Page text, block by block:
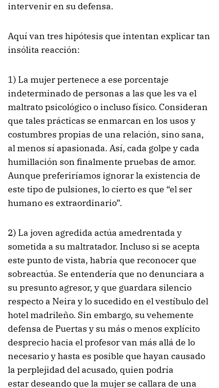
intervenir en su defensa.
Aquí van tres hipótesis que intentan explicar tan
insólita reacción:
1) La mujer pertenece a ese porcentaje
indeterminado de personas a las que les va el
maltrato psicológico o incluso físico. Consideran
que tales prácticas se enmarcan en los usos y
costumbres propias de una relación, sino sana,
al menos sí apasionada. Así, cada golpe y cada
humillación son finalmente pruebas de amor.
Aunque preferiríamos ignorar la existencia de
este tipo de pulsiones, lo cierto es que “el ser
humano es extraordinario”.
2) La joven agredida actúa amedrentada y
sometida a su maltratador. Incluso si se acepta
este punto de vista, habría que reconocer que
sobreactúa. Se entendería que no denunciara a
su presunto agresor, y que guardara silencio
respecto a Neira y lo sucedido en el vestíbulo del
hotel madrileño. Sin embargo, su vehemente
defensa de Puertas y su más o menos explícito
desprecio hacia el profesor van más allá de lo
necesario y hasta es posible que hayan causado
la perplejidad del acusado, quien podría
estar deseando que la mujer se callara de una